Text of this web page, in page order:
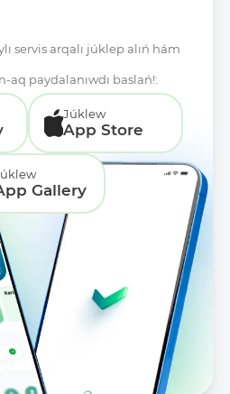
servis arqalı júklep alıń hám
paydalanıwdı baslań!:
Júklew
App Store
Gallery